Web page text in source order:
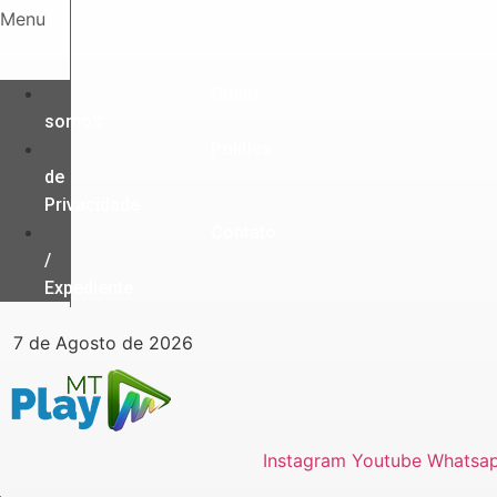
Ir
conteúdo
Menu
somos
de
Privacidade
/
Expediente
7 de Agosto de 2026
Instagram Youtube